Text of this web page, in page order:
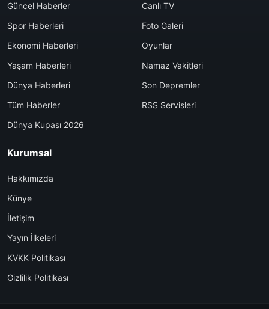
Güncel Haberler
Spor Haberleri
Ekonomi Haberleri
Yaşam Haberleri
Dünya Haberleri
Tüm Haberler
Dünya Kupası 2026
Canlı TV
Foto Galeri
Oyunlar
Namaz Vakitleri
Son Depremler
RSS Servisleri
Kurumsal
Hakkımızda
Künye
İletişim
Yayın İlkeleri
KVKK Politikası
Gizlilik Politikası